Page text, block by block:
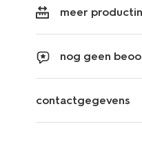
meer
nog geen
contactgegevens